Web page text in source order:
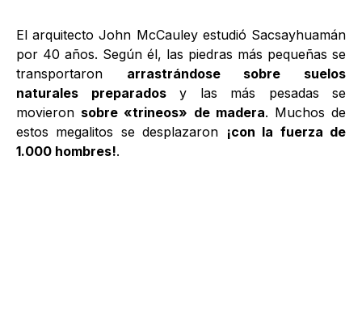
El arquitecto John McCauley estudió Sacsayhuamán
por 40 años. Según él, las piedras más pequeñas se
transportaron arrastrándose sobre suelos
naturales preparadosy las más pesadas se
movieron sobre «trineos» de madera. Muchos de
estos megalitos se desplazaron ¡con la fuerza de
1.000 hombres!.